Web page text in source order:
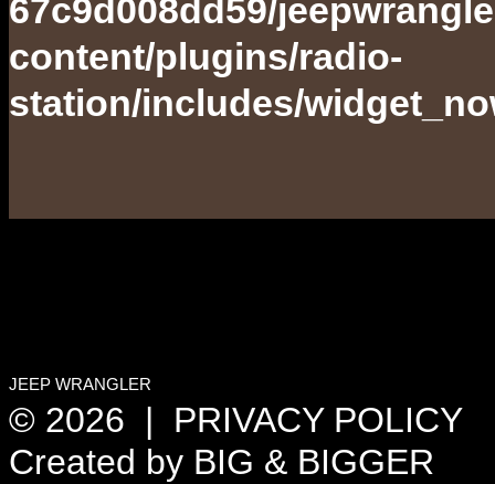
67c9d008dd59/
content/plugins/radio-
station/includes/
JEEP WRANGLER
© 2026 | PRIVACY POLICY
Created by BIG & BIGGER